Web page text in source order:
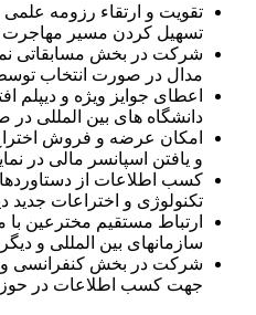
تقویت و ارتقاء رزومه
تسهیل کردن مسیر
شرکت در بخش مسابقاتی
مدال در صورت انتخاب
اعطای جوایز ویژه و دیپلم
دانشگاه های بین المللی
امکان عرضه و فروش
و یافتن اسپانسر مالی در
کسب اطلاعات از
تکنولوژی و اختراعات جدید
ارتباط مستقیم مخترعین با
سازمانهای بین المللی و
شرکت در بخش کنفرانسی و
جهت کسب اطلاعات در